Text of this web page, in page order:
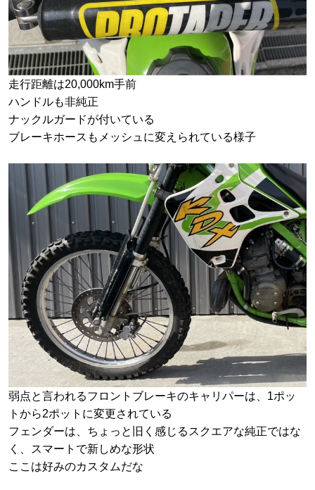
走行距離は20,000km手前
ハンドルも非純正
ナックルガードが付いている
ブレーキホースもメッシュに変えられている様子
弱点と言われるフロントブレーキのキャリパーは、1ポッ
トから2ポットに変更されている
フェンダーは、ちょっと旧く感じるスクエアな純正ではな
く、スマートで新しめな形状
ここは好みのカスタムだな